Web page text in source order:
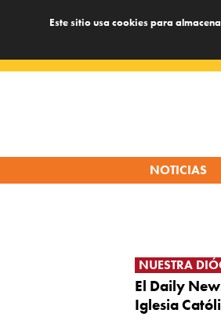
Este sitio usa cookies para
NOTICIAS
NUESTRA
El Daily
Iglesia